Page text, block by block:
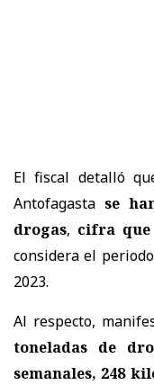
El fiscal detalló
Antofagasta se
drogas, cifra que
considera el
2023.
Al respecto,
toneladas de
semanales, 248